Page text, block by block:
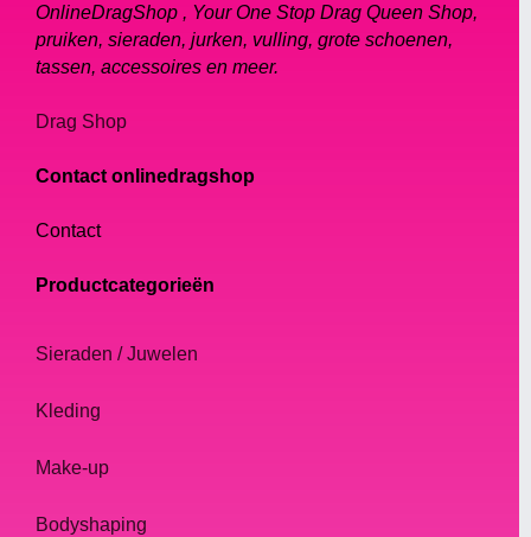
OnlineDragShop , Your One Stop Drag Queen Shop,
pruiken, sieraden, jurken, vulling, grote schoenen,
tassen, accessoires en meer.
Drag Shop
Contact onlinedragshop
Contact
Productcategorieën
Sieraden / Juwelen
Kleding
Make-up
Bodyshaping